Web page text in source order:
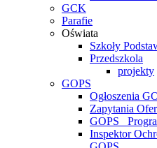
GCK
Parafie
Oświata
Szkoły
Przedszkola
projekty
GOPS
Ogłoszenia
Zapytania
GOPS_
Inspektor